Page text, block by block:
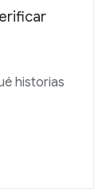
historias